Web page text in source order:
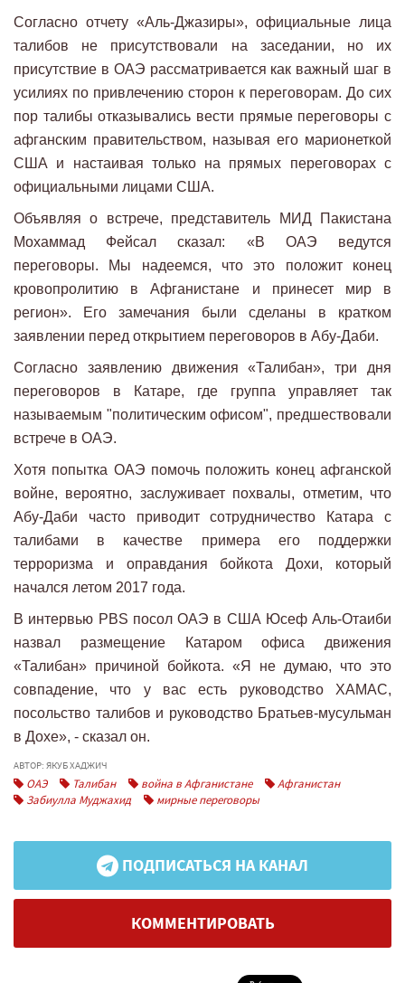
Согласно отчету «Аль-Джазиры», официальные лица
талибов не присутствовали на заседании, но их
присутствие в ОАЭ рассматривается как важный шаг в
усилиях по привлечению сторон к переговорам. До сих
пор талибы отказывались вести прямые переговоры с
афганским правительством, называя его марионеткой
США и настаивая только на прямых переговорах с
официальными лицами США.
Объявляя о встрече, представитель МИД Пакистана
Мохаммад Фейсал сказал: «В ОАЭ ведутся
переговоры. Мы надеемся, что это положит конец
кровопролитию в Афганистане и принесет мир в
регион». Его замечания были сделаны в кратком
заявлении перед открытием переговоров в Абу-Даби.
Согласно заявлению движения «Талибан», три дня
переговоров в Катаре, где группа управляет так
называемым "политическим офисом", предшествовали
встрече в ОАЭ.
Хотя попытка ОАЭ помочь положить конец афганской
войне, вероятно, заслуживает похвалы, отметим, что
Абу-Даби часто приводит сотрудничество Катара с
талибами в качестве примера его поддержки
терроризма и оправдания бойкота Дохи, который
начался летом 2017 года.
В интервью PBS посол ОАЭ в США Юсеф Аль-Отаиби
назвал размещение Катаром офиса движения
«Талибан» причиной бойкота. «Я не думаю, что это
совпадение, что у вас есть руководство ХАМАС,
посольство талибов и руководство Братьев-мусульман
в Дохе», - сказал он.
АВТОР: ЯКУБ ХАДЖИЧ
ОАЭ Талибан война в Афганистане
Афганистан
Забиулла Муджахид
мирные переговоры
ПОДПИСАТЬСЯ НА КАНАЛ
КОММЕНТИРОВАТЬ